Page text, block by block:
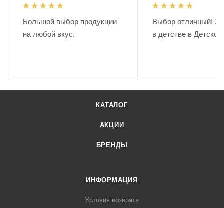
Большой выбор продукции
на любой вкус.
Выбор отличный!
в детстве в
КАТАЛОГ
АКЦИИ
БРЕНДЫ
ИНФОРМАЦИЯ
Условия возврата